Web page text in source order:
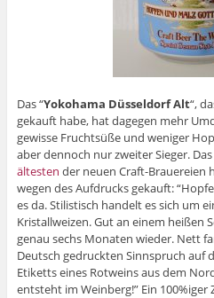
Das “Yokohama Düsseldorf Alt“,
gekauft habe, hat dagegen mehr
gewisse Fruchtsüße und weniger
aber dennoch nur zweiter Sieger. Das
ältesten der neuen Craft-Brauereien
wegen des Aufdrucks gekauft:
es da. Stilistisch handelt es sich um
Kristallweizen. Gut an einem heißen
genau sechs Monaten wieder. Nett
Deutsch gedruckten Sinnspruch auf
Etiketts eines Rotweins aus dem
entsteht im Weinberg!” Ein 100%iger